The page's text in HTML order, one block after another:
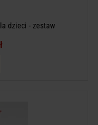
dzieci - zestaw